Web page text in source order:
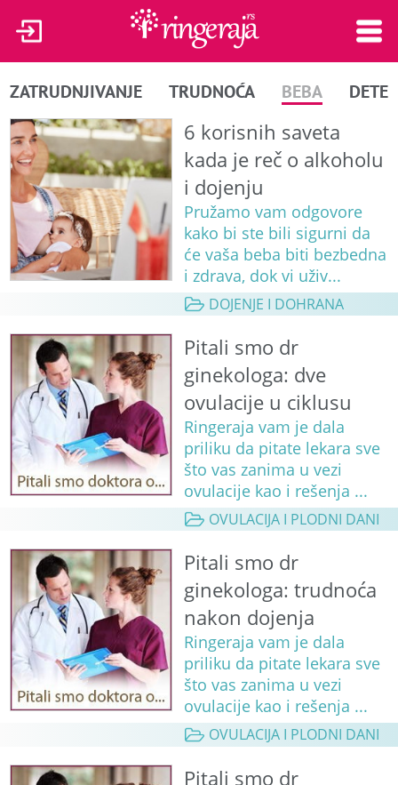
ZATRUDNJIVANJE TRUDNOĆA BEBA DETE
6 korisnih saveta
kada je reč o alkoholu
i dojenju
Pružamo vam odgovore
kako bi ste bili sigurni da
će vaša beba biti bezbedna
i zdrava, dok vi uživ...
DOJENJE I DOHRANA
Pitali smo dr
ginekologa: dve
ovulacije u ciklusu
Ringeraja vam je dala
priliku da pitate lekara sve
što vas zanima u vezi
ovulacije kao i rešenja ...
OVULACIJA I PLODNI DANI
Pitali smo dr
ginekologa: trudnoća
nakon dojenja
Ringeraja vam je dala
priliku da pitate lekara sve
što vas zanima u vezi
ovulacije kao i rešenja ...
OVULACIJA I PLODNI DANI
Pitali smo dr